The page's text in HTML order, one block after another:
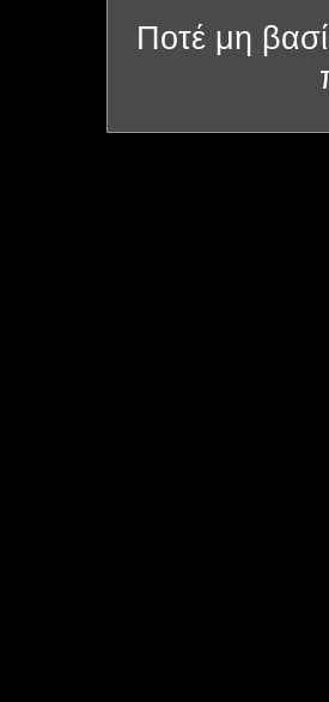
Ποτέ μη